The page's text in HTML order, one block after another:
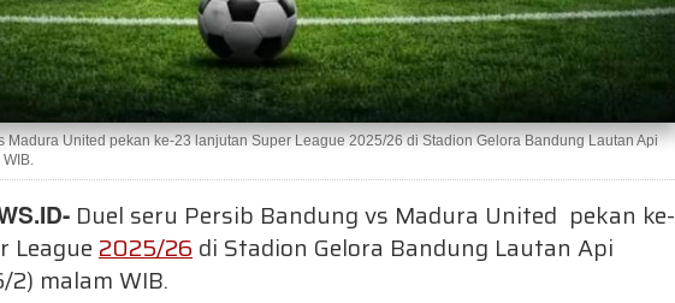
Madura United pekan ke-23 lanjutan Super League 2025/26 di Stadion Gelora Bandung Lautan Api
- Duel seru Persib Bandung vs Madura United pekan ke-
League 2025/26 di Stadion Gelora Bandung Lautan Api
2) malam WIB.